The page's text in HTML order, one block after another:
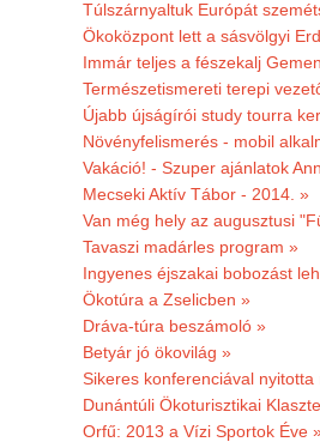
Túlszárnyaltuk Európát
Ökoközpont lett a sásvölgyi
Immár teljes a fészekalj
Természetismereti terepi
Újabb újságírói study tourra
Növényfelismerés - mobil
Vakáció! - Szuper ajánlatok
Mecseki Aktív Tábor - 2014. »
Van még hely az augusztusi
Tavaszi madárles program »
Ingyenes éjszakai bobozást
Ökotúra a Zselicben »
Dráva-túra beszámoló »
Betyár jó ökovilág »
Sikeres konferenciával
Dunántúli Ökoturisztikai
Orfű: 2013 a Vízi Sportok Éve